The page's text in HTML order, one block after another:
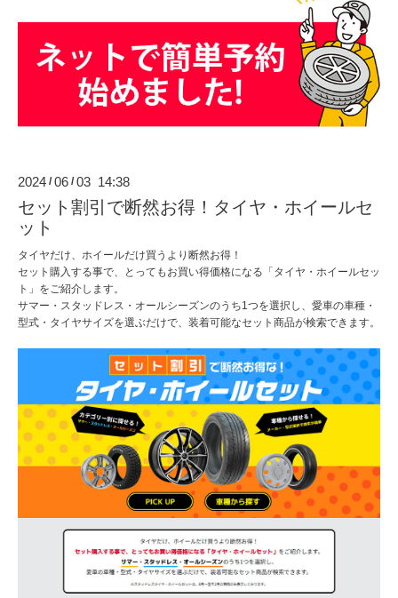
2024 /06 /03 14:38
セット割引で断然お得！タイヤ・ホイールセ
ット
タイヤだけ、ホイールだけ買うより断然お得！
セット購入する事で、とってもお買い得価格になる「タイヤ・ホイールセッ
ト」をご紹介します。
サマー・スタッドレス・オールシーズンのうち1つを選択し、愛車の車種・
型式・タイヤサイズを選ぶだけで、装着可能なセット商品が検索できます。